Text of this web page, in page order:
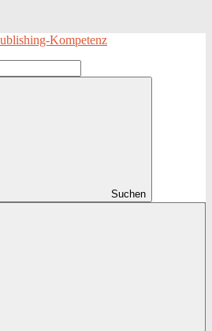
Kompetenz
Suchen